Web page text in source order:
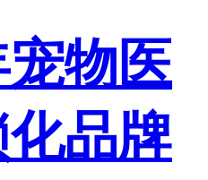
宠物医
品牌